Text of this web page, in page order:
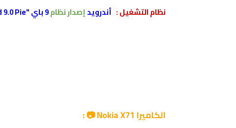
نظام التشغيل: أندرويدإصدارنظام9 باي "Android 9.0 Pie
الكاميرا Nokia X71 📷 :